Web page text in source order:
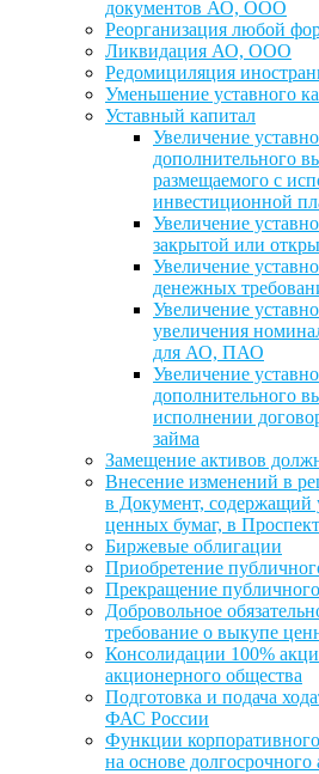
документов АО, ООО
Реорганизация любой
Ликвидация АО, ООО
Редомициляция
Уменьшение уставного
Уставный капитал
Увеличение
дополнительного
размещаемого с
инвестиционной
Увеличение
закрытой или
Увеличение
денежных
Увеличение
увеличения
для АО, ПАО
Увеличение
дополнительного
исполнении
займа
Замещение активов
Внесение изменений в
в Документ, содержащий
ценных бумаг, в
Биржевые облигации
Приобретение
Прекращение
Добровольное
требование о выкупе
Консолидации 100%
акционерного общества
Подготовка и подача
ФАС России
Функции
на основе долгосрочного